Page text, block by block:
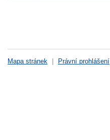
Mapa stránek Právní prohlášení